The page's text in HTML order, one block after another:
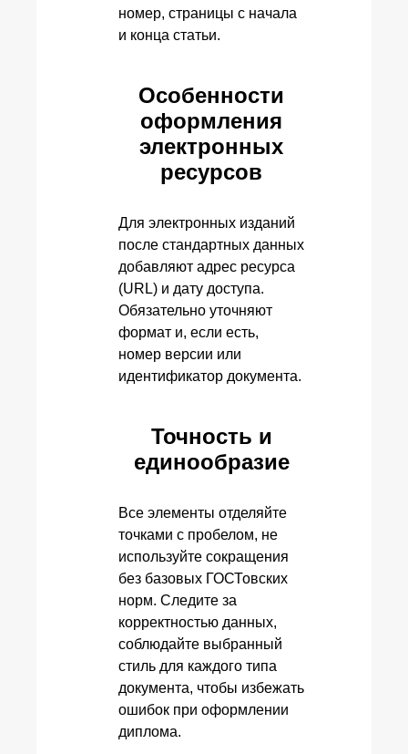
номер, страницы с начала
и конца статьи.
Особенности
оформления
электронных
ресурсов
Для электронных изданий
после стандартных данных
добавляют адрес ресурса
(URL) и дату доступа.
Обязательно уточняют
формат и, если есть,
номер версии или
идентификатор документа.
Точность и
единообразие
Все элементы отделяйте
точками с пробелом, не
используйте сокращения
без базовых ГОСТовских
норм. Следите за
корректностью данных,
соблюдайте выбранный
стиль для каждого типа
документа, чтобы избежать
ошибок при оформлении
диплома.